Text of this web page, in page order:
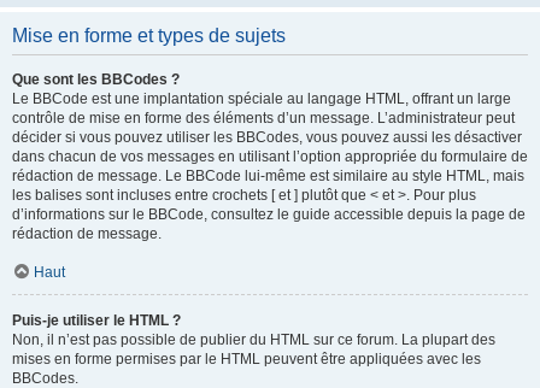
Mise en forme et types de sujets
Que sont les BBCodes ?
Le BBCode est une implantation spéciale au langage HTML, offrant un large
contrôle de mise en forme des éléments d’un message. L’administrateur peut
décider si vous pouvez utiliser les BBCodes, vous pouvez aussi les désactiver
dans chacun de vos messages en utilisant l’option appropriée du formulaire de
rédaction de message. Le BBCode lui-même est similaire au style HTML, mais
les balises sont incluses entre crochets [ et ] plutôt que < et >. Pour plus
d’informations sur le BBCode, consultez le guide accessible depuis la page de
rédaction de message.
Haut
Puis-je utiliser le HTML ?
Non, il n’est pas possible de publier du HTML sur ce forum. La plupart des
mises en forme permises par le HTML peuvent être appliquées avec les
BBCodes.